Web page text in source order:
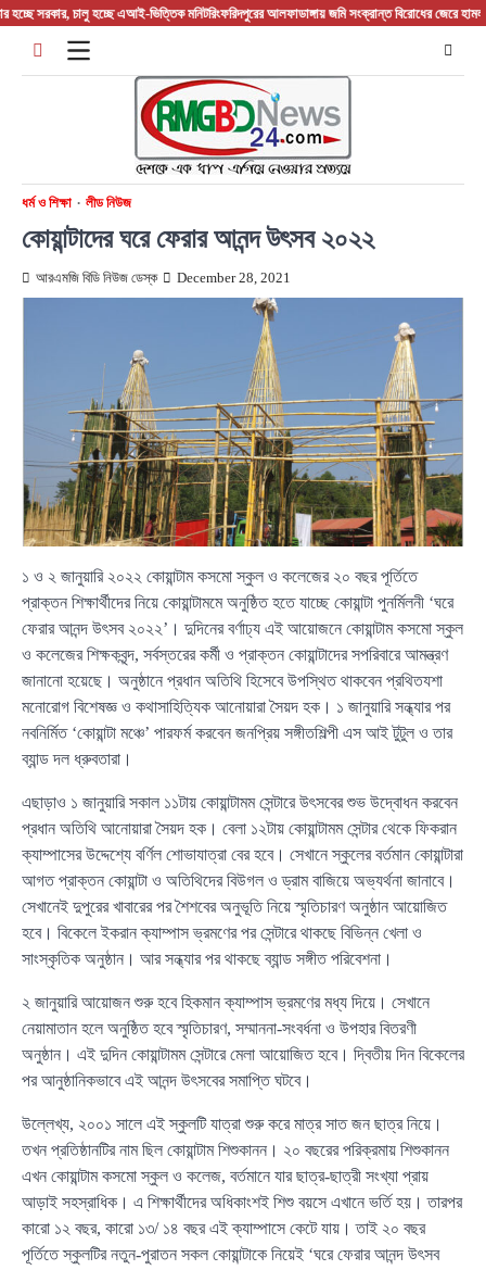
Skipচালু হচ্ছে এআই-ভিত্তিক মনিটরিংফরিদপুরের আলফাডাঙ্গায় জমি সংক্রান্ত বিরোধের জেরে হামলা আহত
ধর্ম ও শিক্ষা লীড নিউজ
কোয়ান্টাদের ঘরে ফেরার আনন্দ উৎসব ২০২২
আরএমজি বিডি নিউজ ডেস্ক December 28, 2021
১ ও ২ জানুয়ারি ২০২২ কোয়ান্টাম কসমো স্কুল ও কলেজের ২০ বছর পূর্তিতে
প্রাক্তন শিক্ষার্থীদের নিয়ে কোয়ান্টামমে অনুষ্ঠিত হতে যাচ্ছে কোয়ান্টা পুনর্মিলনী ‘ঘরে
ফেরার আনন্দ উৎসব ২০২২’। দুদিনের বর্ণাঢ্য এই আয়োজনে কোয়ান্টাম কসমো স্কুল
ও কলেজের শিক্ষকবৃন্দ, সর্বস্তরের কর্মী ও প্রাক্তন কোয়ান্টাদের সপরিবারে আমন্ত্রণ
জানানো হয়েছে। অনুষ্ঠানে প্রধান অতিথি হিসেবে উপস্থিত থাকবেন প্রথিতযশা
মনোরোগ বিশেষজ্ঞ ও কথাসাহিত্যিক আনোয়ারা সৈয়দ হক। ১ জানুয়ারি সন্ধ্যার পর
নবনির্মিত ‘কোয়ান্টা মঞ্চে’ পারফর্ম করবেন জনপ্রিয় সঙ্গীতশিল্পী এস আই টুটুল ও তার
ব্যান্ড দল ধ্রুবতারা।
এছাড়াও ১ জানুয়ারি সকাল ১১টায় কোয়ান্টামম সেন্টারে উৎসবের শুভ উদ্বোধন করবেন
প্রধান অতিথি আনোয়ারা সৈয়দ হক। বেলা ১২টায় কোয়ান্টামম সেন্টার থেকে ফিকরান
ক্যাম্পাসের উদ্দেশ্যে বর্ণিল শোভাযাত্রা বের হবে। সেখানে স্কুলের বর্তমান কোয়ান্টারা
আগত প্রাক্তন কোয়ান্টা ও অতিথিদের বিউগল ও ড্রাম বাজিয়ে অভ্যর্থনা জানাবে।
সেখানেই দুপুরের খাবারের পর শৈশবের অনুভূতি নিয়ে স্মৃতিচারণ অনুষ্ঠান আয়োজিত
হবে। বিকেলে ইকরান ক্যাম্পাস ভ্রমণের পর সেন্টারে থাকছে বিভিন্ন খেলা ও
সাংস্কৃতিক অনুষ্ঠান। আর সন্ধ্যার পর থাকছে ব্যান্ড সঙ্গীত পরিবেশনা।
২ জানুয়ারি আয়োজন শুরু হবে হিকমান ক্যাম্পাস ভ্রমণের মধ্য দিয়ে। সেখানে
নেয়ামাতান হলে অনুষ্ঠিত হবে স্মৃতিচারণ, সম্মাননা-সংবর্ধনা ও উপহার বিতরণী
অনুষ্ঠান। এই দুদিন কোয়ান্টামম সেন্টারে মেলা আয়োজিত হবে। দ্বিতীয় দিন বিকেলের
পর আনুষ্ঠানিকভাবে এই আনন্দ উৎসবের সমাপ্তি ঘটবে।
উল্লেখ্য, ২০০১ সালে এই স্কুলটি যাত্রা শুরু করে মাত্র সাত জন ছাত্র নিয়ে।
তখন প্রতিষ্ঠানটির নাম ছিল কোয়ান্টাম শিশুকানন। ২০ বছরের পরিক্রমায় শিশুকানন
এখন কোয়ান্টাম কসমো স্কুল ও কলেজ, বর্তমানে যার ছাত্র-ছাত্রী সংখ্যা প্রায়
আড়াই সহস্রাধিক। এ শিক্ষার্থীদের অধিকাংশই শিশু বয়সে এখানে ভর্তি হয়। তারপর
কারো ১২ বছর, কারো ১৩/ ১৪ বছর এই ক্যাম্পাসে কেটে যায়। তাই ২০ বছর
পূর্তিতে স্কুলটির নতুন-পুরাতন সকল কোয়ান্টাকে নিয়েই ‘ঘরে ফেরার আনন্দ উৎসব